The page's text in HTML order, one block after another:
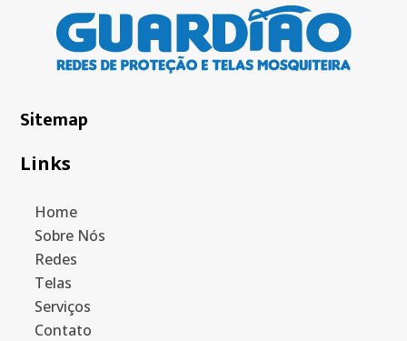
Sitemap
Links
Home
Sobre Nós
Redes
Telas
Serviços
Contato